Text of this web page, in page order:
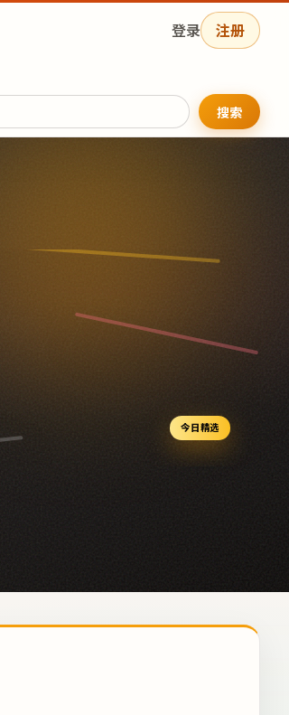
登录 注册
搜索
今日精选